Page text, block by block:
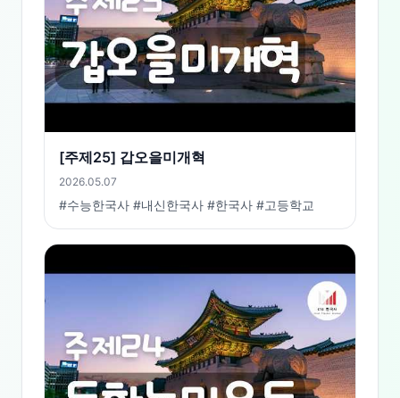
[주제25] 갑오을미개혁
2026.05.07
#수능한국사 #내신한국사 #한국사 #고등학교